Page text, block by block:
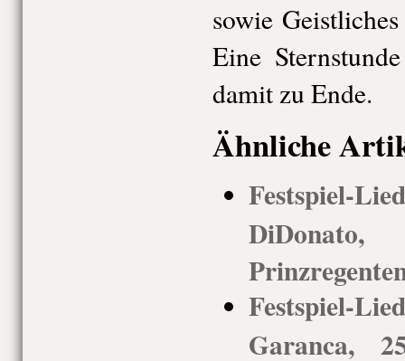
sowie
Eine
damit zu Ende.
Ähnliche
Festspiel-
Festspiel-
Garanca,